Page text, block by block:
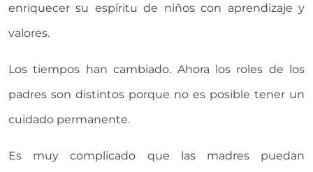
enriquecer su espíritu de niños con aprendizaje y
valores.
Los tiempos han cambiado. Ahora los roles de los
padres son distintos porque no es posible tener un
cuidado permanente.
Es muy complicado que las madres puedan